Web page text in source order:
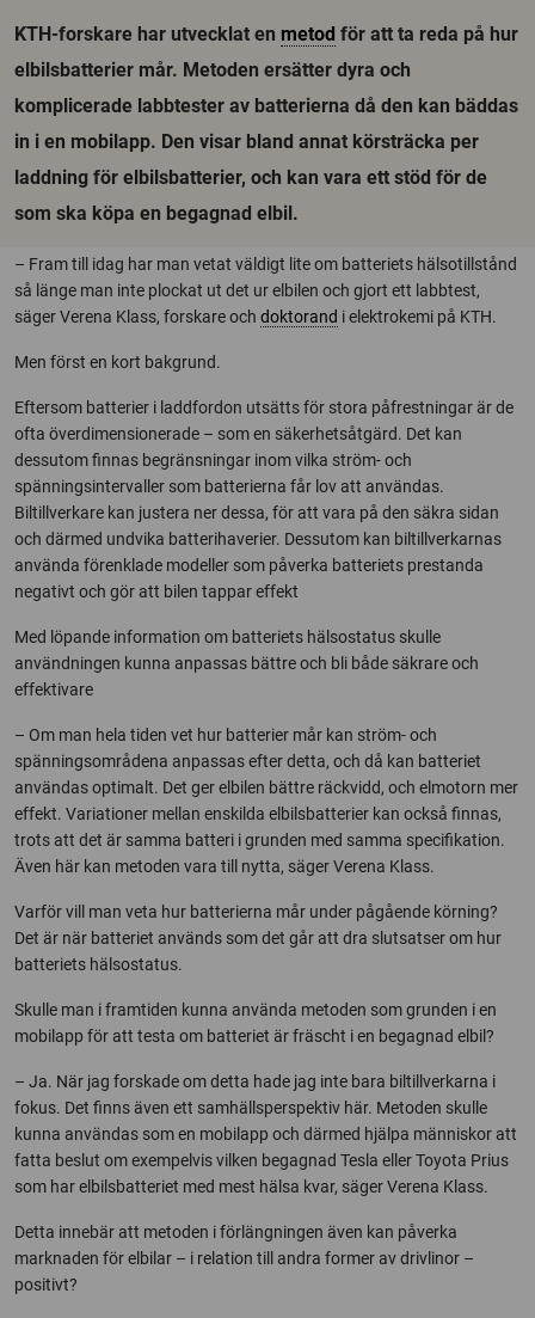
KTH-forskare har utvecklat en metod för att ta reda på hur
elbilsbatterier mår. Metoden ersätter dyra och
komplicerade labbtester av batterierna då den kan bäddas
in i en mobilapp. Den visar bland annat körsträcka per
laddning för elbilsbatterier, och kan vara ett stöd för de
som ska köpa en begagnad elbil.
– Fram till idag har man vetat väldigt lite om batteriets hälsotillstånd
så länge man inte plockat ut det ur elbilen och gjort ett labbtest,
säger Verena Klass, forskare och doktorand i elektrokemi på KTH.
Men först en kort bakgrund.
Eftersom batterier i laddfordon utsätts för stora påfrestningar är de
ofta överdimensionerade – som en säkerhetsåtgärd. Det kan
dessutom finnas begränsningar inom vilka ström- och
spänningsintervaller som batterierna får lov att användas.
Biltillverkare kan justera ner dessa, för att vara på den säkra sidan
och därmed undvika batterihaverier. Dessutom kan biltillverkarnas
använda förenklade modeller som påverka batteriets prestanda
negativt och gör att bilen tappar effekt
Med löpande information om batteriets hälsostatus skulle
användningen kunna anpassas bättre och bli både säkrare och
effektivare
– Om man hela tiden vet hur batterier mår kan ström- och
spänningsområdena anpassas efter detta, och då kan batteriet
användas optimalt. Det ger elbilen bättre räckvidd, och elmotorn mer
effekt. Variationer mellan enskilda elbilsbatterier kan också finnas,
trots att det är samma batteri i grunden med samma specifikation.
Även här kan metoden vara till nytta, säger Verena Klass.
Varför vill man veta hur batterierna mår under pågående körning?
Det är när batteriet används som det går att dra slutsatser om hur
batteriets hälsostatus.
Skulle man i framtiden kunna använda metoden som grunden i en
mobilapp för att testa om batteriet är fräscht i en begagnad elbil?
– Ja. När jag forskade om detta hade jag inte bara biltillverkarna i
fokus. Det finns även ett samhällsperspektiv här. Metoden skulle
kunna användas som en mobilapp och därmed hjälpa människor att
fatta beslut om exempelvis vilken begagnad Tesla eller Toyota Prius
som har elbilsbatteriet med mest hälsa kvar, säger Verena Klass.
Detta innebär att metoden i förlängningen även kan påverka
marknaden för elbilar – i relation till andra former av drivlinor –
positivt?